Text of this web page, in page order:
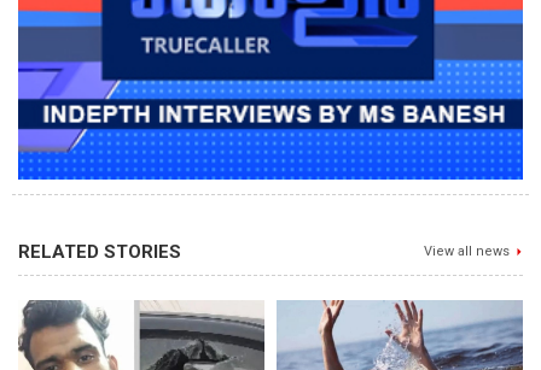
RELATED STORIES View all news